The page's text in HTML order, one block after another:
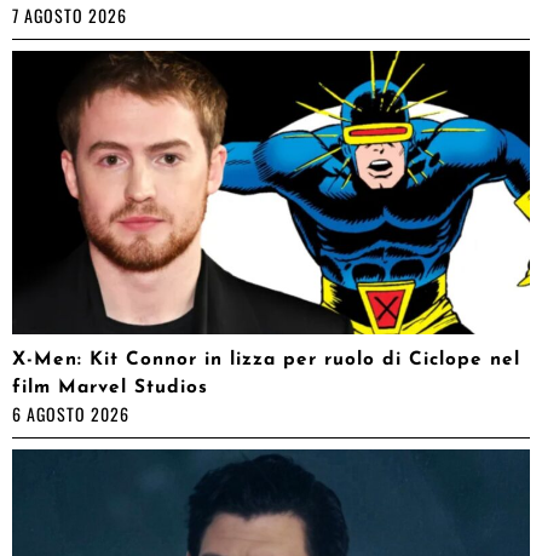
7 AGOSTO 2026
X-Men: Kit Connor in lizza per ruolo di Ciclope nel
film Marvel Studios
6 AGOSTO 2026